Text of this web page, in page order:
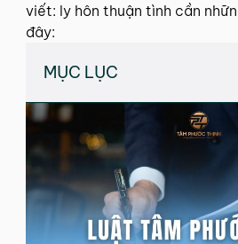
viết: ly hôn thuận tình cần
đây:
MỤC LỤC